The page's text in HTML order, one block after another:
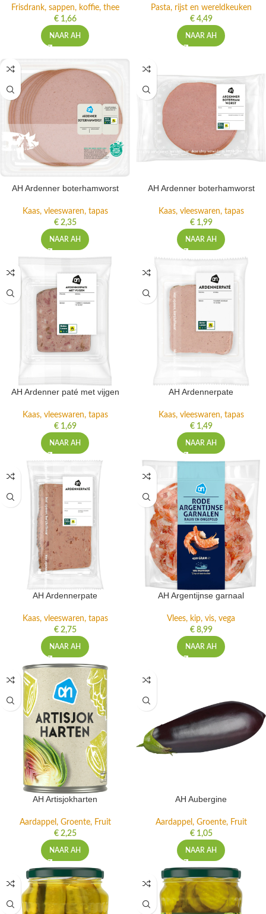
Frisdrank, sappen, koffie, thee
€1,66
NAAR AH
Pasta, rijst en wereldkeuken
€4,49
NAAR AH
AH Ardenner boterhamworst
Kaas, vleeswaren, tapas
€2,35
NAAR AH
AH Ardenner boterhamworst
Kaas, vleeswaren, tapas
€1,99
NAAR AH
AH Ardenner paté met vijgen
Kaas, vleeswaren, tapas
€1,69
NAAR AH
AH Ardennerpate
Kaas, vleeswaren, tapas
€1,49
NAAR AH
AH Ardennerpate
Kaas, vleeswaren, tapas
€2,75
NAAR AH
AH Argentijnse garnaal
Vlees, kip, vis, vega
€8,99
NAAR AH
AH Artisjokharten
Aardappel, Groente, Fruit
€2,25
NAAR AH
AH Aubergine
Aardappel, Groente, Fruit
€1,05
NAAR AH